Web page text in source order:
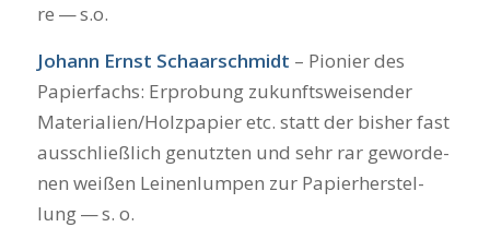
re — s.o.
Johann Ernst Schaar­schmidt – Pio­nier des
Papier­fachs: Erpro­bung zukunfts­wei­sen­der
Materialien/Holzpapier etc. statt der bis­her fast
aus­schließ­lich genutz­ten und sehr rar gewor­de­
nen wei­ßen Lei­nen­lum­pen zur Papier­her­stel­
lung — s. o.